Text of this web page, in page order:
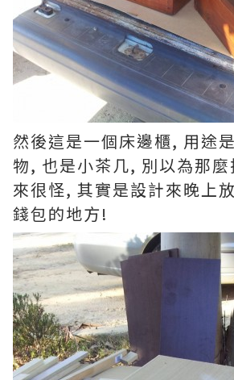
然後這是一個床邊櫃, 用途
物, 也是小茶几, 別以為那麼
來很怪, 其實是設計來晚上
錢包的地方!